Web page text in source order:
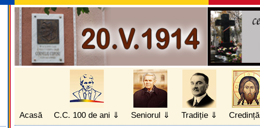
Acasă C.C. 100 de ani Seniorul Tradiție Credință